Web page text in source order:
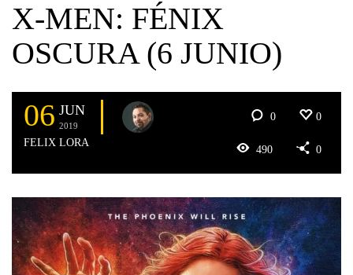
X-MEN: FÉNIX
OSCURA (6 JUNIO)
06 JUN
2019
FELIX LORA
0 0
490 0